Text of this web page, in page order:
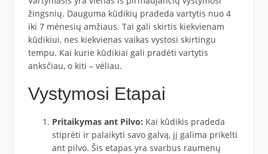
žingsnių. Dauguma kūdikių pradeda vartytis nuo 4
iki 7 mėnesių amžiaus. Tai gali skirtis kiekvienam
kūdikiui, nes kiekvienas vaikas vystosi skirtingu
tempu. Kai kurie kūdikiai gali pradėti vartytis
anksčiau, o kiti – vėliau.
Vystymosi Etapai
Pritaikymas ant Pilvo: Kai kūdikis pradeda
stiprėti ir palaikyti savo galvą, jį galima prikelti
ant pilvo. Šis etapas yra svarbus raumenų